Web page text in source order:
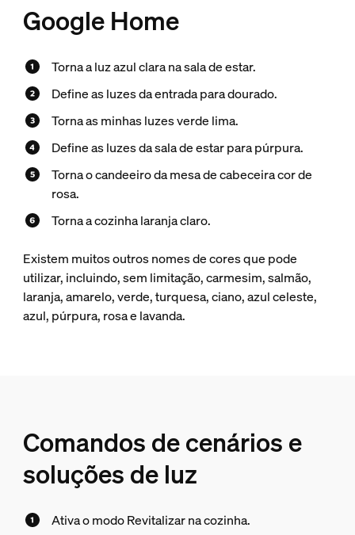
Google Home
Torna a luz azul clara na sala de estar.
Define as luzes da entrada para dourado.
Torna as minhas luzes verde lima.
Define as luzes da sala de estar para púrpura.
Torna o candeeiro da mesa de cabeceira cor de
rosa.
Torna a cozinha laranja claro.
Existem muitos outros nomes de cores que pode
utilizar, incluindo, sem limitação, carmesim, salmão,
laranja, amarelo, verde, turquesa, ciano, azul celeste,
azul, púrpura, rosa e lavanda.
Comandos de cenários e
soluções de luz
Ativa o modo Revitalizar na cozinha.